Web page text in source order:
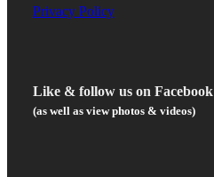
Privacy Policy
Like & follow us on Facebook
(as well as view photos & videos)